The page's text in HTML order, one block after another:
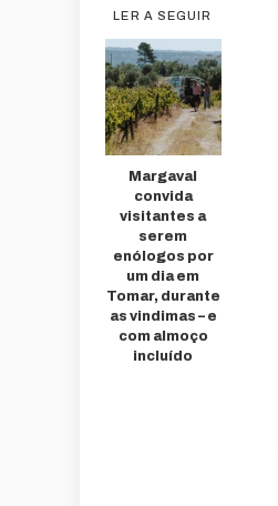
LER A SEGUIR
Margaval
convida
visitantes a
serem
enólogos por
um dia em
Tomar, durante
as vindimas – e
com almoço
incluído